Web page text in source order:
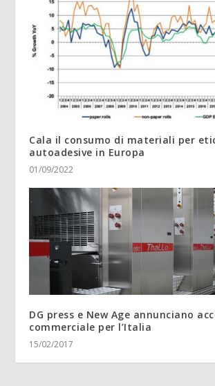
Cala il consumo di materiali per
autoadesive in Europa
01/09/2022
DG press e New Age annunciano
commerciale per l’Italia
15/02/2017